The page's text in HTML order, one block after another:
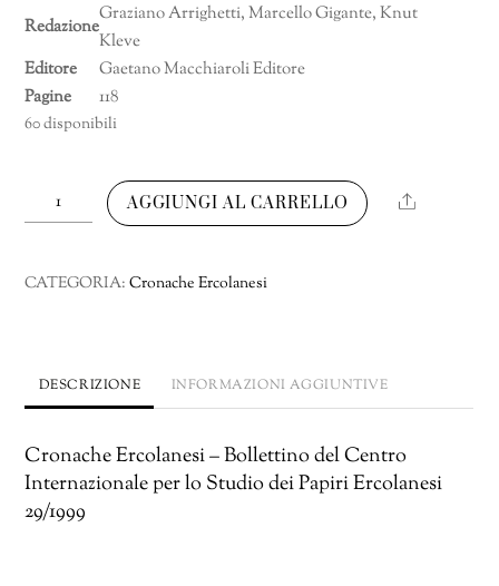
Redazione
Graziano Arrighetti, Marcello Gigante, Knut
Kleve
Editore
Gaetano Macchiaroli Editore
Pagine
118
60 disponibili
Cronache
Ercolanesi
29/1999
AGGIUNGI AL CARRELLO Share
CATEGORIA:Cronache Ercolanesi
DESCRIZIONE INFORMAZIONI AGGIUNTIVE
Cronache Ercolanesi – Bollettino del Centro
Internazionale per lo Studio dei Papiri Ercolanesi
29/1999